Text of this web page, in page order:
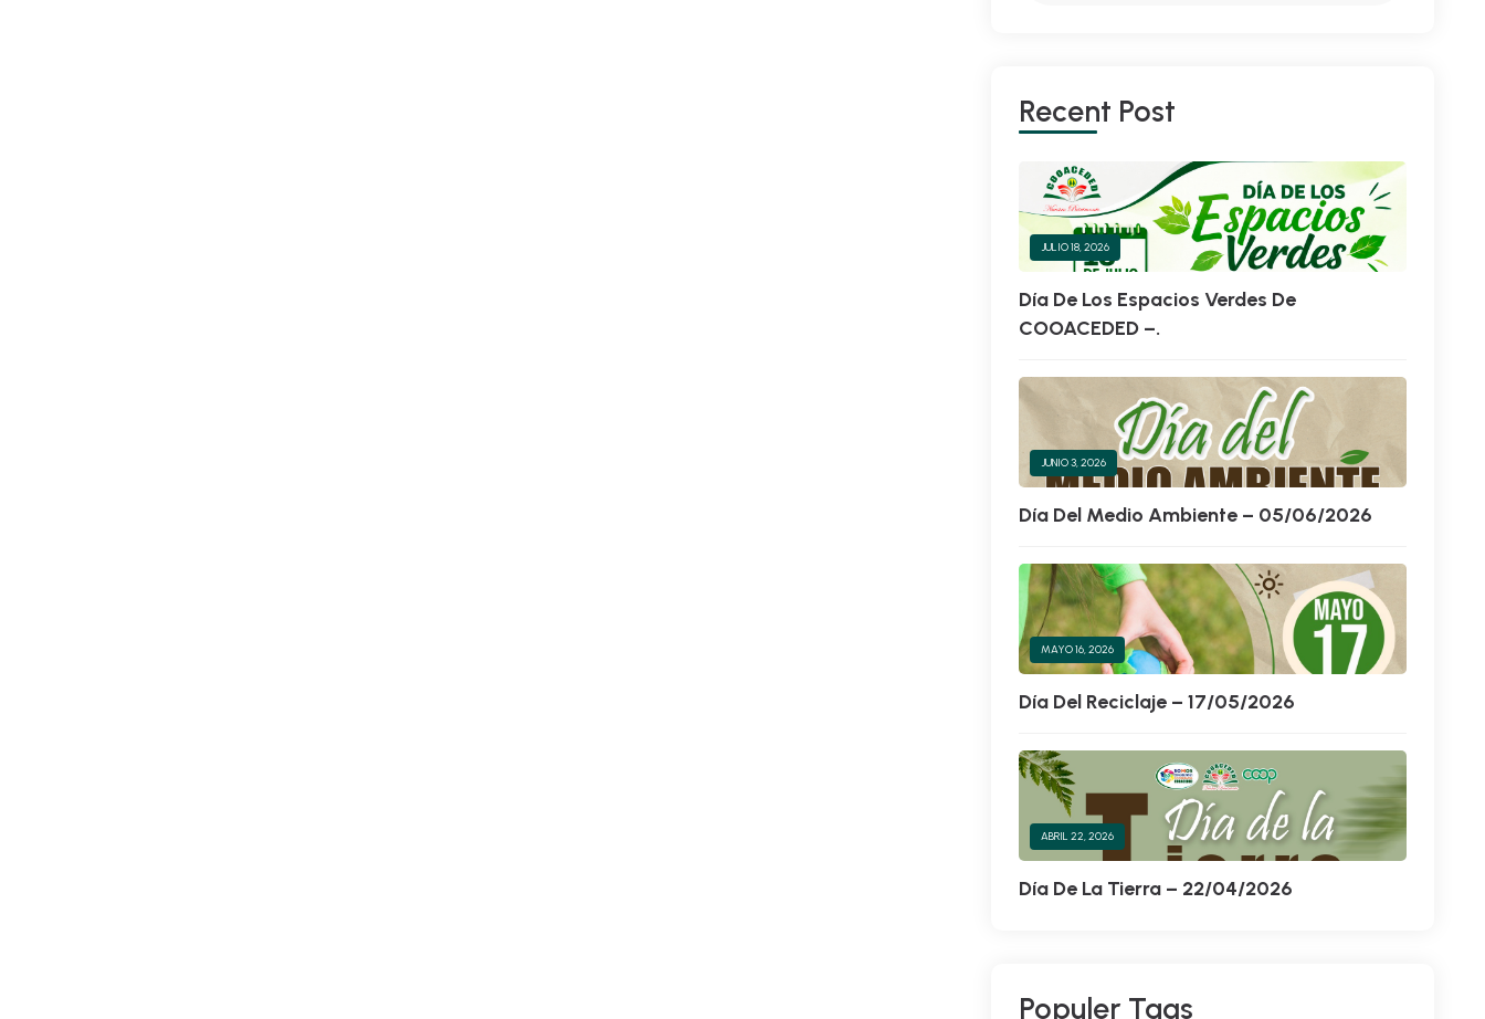
Recent Post
JULIO 18, 2026
Día De Los Espacios Verdes De
COOACEDED –.
JUNIO 3, 2026
Día Del Medio Ambiente – 05/06/2026
MAYO 16, 2026
Día Del Reciclaje – 17/05/2026
ABRIL 22, 2026
Día De La Tierra – 22/04/2026
Populer Tags